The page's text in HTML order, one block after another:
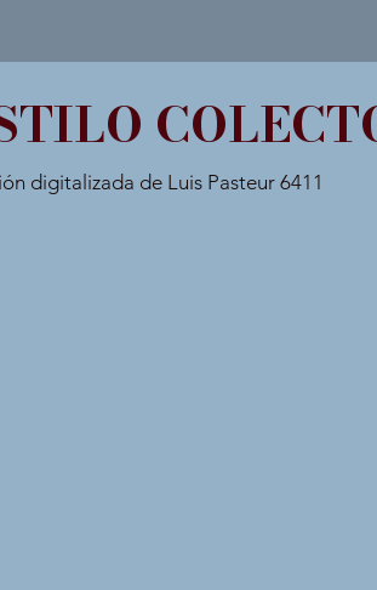
digitalizada de Luis Pasteur 6411